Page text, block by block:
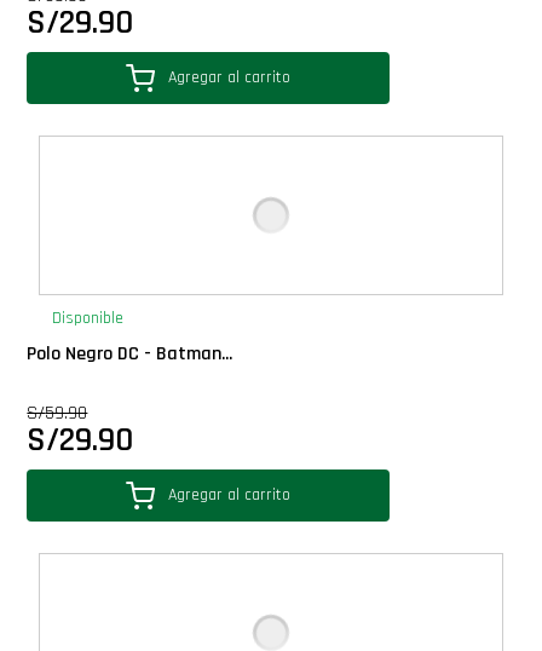
Star Wars Oferta
S/29.90
Agregar al carrito
Disponible
Polo Negro DC - Batman...
S/59.90
S/29.90
Agregar al carrito